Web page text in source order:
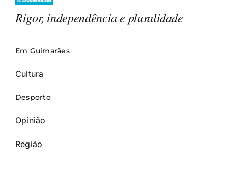
Rigor, independência e pluralidade
Em Guimarães
Cultura
Desporto
Opinião
Região